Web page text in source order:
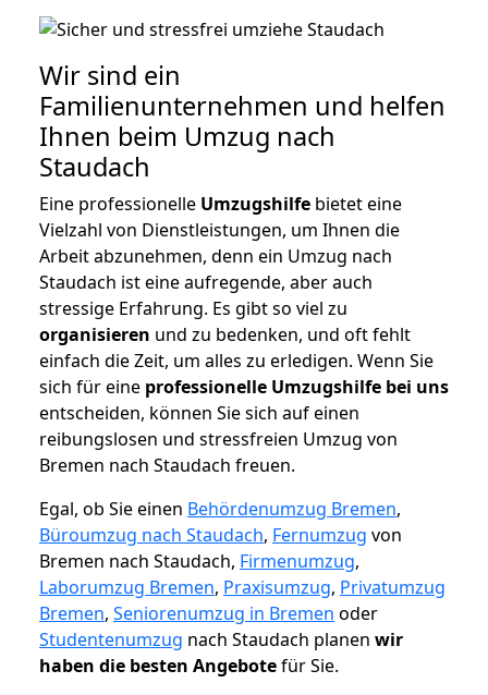
Wir sind ein
Familienunternehmen und helfen
Ihnen beim Umzug nach
Staudach
Eine professionelle Umzugshilfe bietet eine
Vielzahl von Dienstleistungen, um Ihnen die
Arbeit abzunehmen, denn ein Umzug nach
Staudach ist eine aufregende, aber auch
stressige Erfahrung. Es gibt so viel zu
organisieren und zu bedenken, und oft fehlt
einfach die Zeit, um alles zu erledigen. Wenn Sie
sich für eine professionelle Umzugshilfe bei uns
entscheiden, können Sie sich auf einen
reibungslosen und stressfreien Umzug von
Bremen nach Staudach freuen.
Egal, ob Sie einen Behördenumzug Bremen,
Büroumzug nach Staudach, Fernumzug von
Bremen nach Staudach, Firmenumzug,
Laborumzug Bremen, Praxisumzug, Privatumzug
Bremen, Seniorenumzug in Bremen oder
Studentenumzug nach Staudach planen wir
haben die besten Angebotefür Sie.